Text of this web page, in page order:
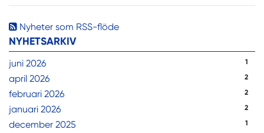
Nyheter som RSS-flöde
NYHETSARKIV
juni 2026 1
april 2026 2
februari 2026 2
januari 2026 2
december 2025 1